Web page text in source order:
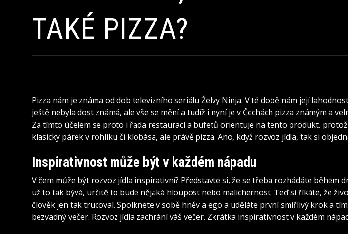
TAKÉ PIZZA?
Pizza nám je známa od dob televizního seriálu Želvy Ninja. V té době nám její
ještě nebyla dost známá, ale vše se mění a tudíž i nyní je v Čechách pizza známým a
Za tímto účelem se proto i řada restaurací a bufetů orientuje na tento produkt,
klasický párek v rohlíku či klobása, ale právě pizza. Ano, když rozvoz jídla, tak si
Inspirativnost může být v každém nápadu
V čem může být rozvoz jídla inspirativní? Představte si, že se třeba rozhádáte během
už to tak bývá, určitě to bude nějaká hloupost nebo malichernost. Teď si říkáte, že
člověk jen tak trucoval. Spolknete v sobě hněv a ego a uděláte první smířlivý krok a
bezvadný večer. Rozvoz jídla zachrání váš večer. Zkrátka inspirativnost v každém